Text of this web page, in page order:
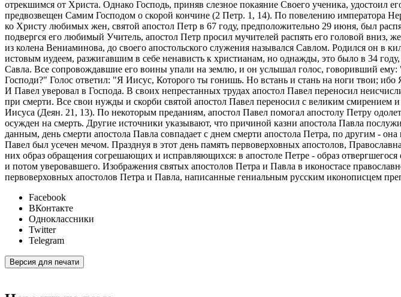
отрекшимся от Христа. Однако Господь, приняв слезное покаяние Своего ученика,
предвозвещен Самим Господом о скорой кончине (2 Петр. 1, 14). По повелению императора
ко Христу любимых жен, святой апостол Петр в 67 году, предположительно 29 июня, был
подвергся его любимый Учитель, апостол Петр просил мучителей распять его головой вниз,
из колена Вениаминова, до своего апостольского служения назывался Савлом. Родился он в
истовым иудеем, разжигавшим в себе ненависть к христианам, но однажды, это было в 34
Савла. Все сопровождавшие его воины упали на землю, и он услышал голос, говоривший
Господи?" Голос ответил: "Я Иисус, Которого ты гонишь. Но встань и стань на ноги твои;
И Павел уверовал в Господа. В своих непрестанных трудах апостол Павел переносил
при смерти. Все свои нужды и скорби святой апостол Павел переносил с великим смирением
Иисуса (Деян. 21, 13). По некоторым преданиям, апостол Павел помогал апостолу Петру
осужден на смерть. Другие источники указывают, что причиной казни апостола Павла
данным, день смерти апостола Павла совпадает с днем смерти апостола Петра, по другим -
Павел был усечен мечом. Празднуя в этот день память первоверховных апостолов,
них образ обращения согрешающих и исправляющихся: в апостоле Петре - образ
и потом уверовавшего. Изображения святых апостолов Петра и Павла в иконостасе
первоверховных апостолов Петра и Павла, написанные гениальным русским иконописцем
Facebook
ВКонтакте
Одноклассники
Twitter
Telegram
Версия для печати